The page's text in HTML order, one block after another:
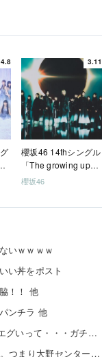
4.8 3.11
櫻坂46 14thシングル
「The growing up
train」
櫻坂46
いｗｗｗｗ
い丼をポスト
！！ 他
ンチラ 他
金村美玖さんのスレンダーBODYガチでエグいって・・・ガチでエグいって・・・ 他
青葉坂46、各新人の寄せ集めになりそう。つまり大野センターだな